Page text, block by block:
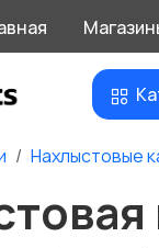
Нахлыстовые